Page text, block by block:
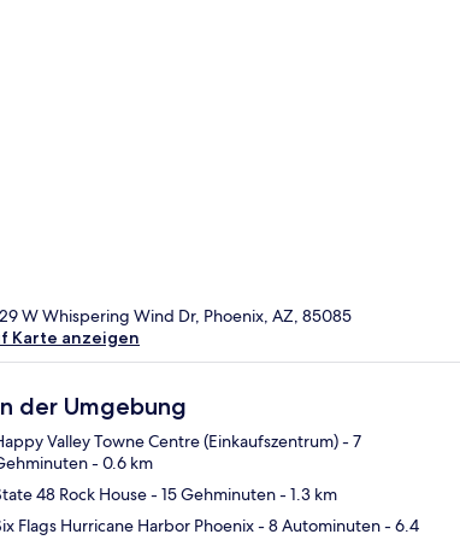
W Whispering Wind Dr, Phoenix, AZ, 85085
Karte anzeigen
der Umgebung
Valley Towne Centre (Einkaufszentrum)- 7
- 0.6 km
48 Rock House- 15 Gehminuten- 1.3 km
Flags Hurricane Harbor Phoenix- 8 Autominuten- 6.4